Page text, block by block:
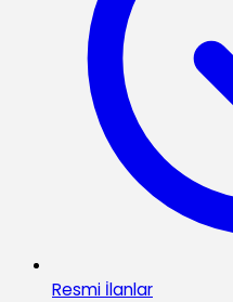
Resmi İlanlar